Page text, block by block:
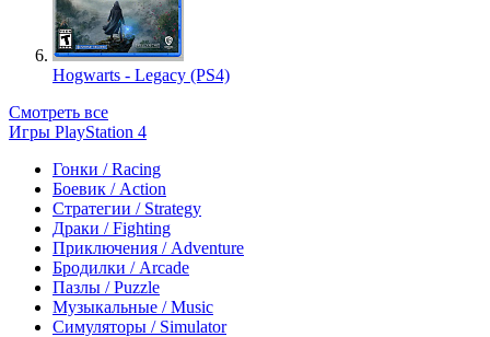
Hogwarts - Legacy (PS4)
Смотреть все
Игры PlayStation 4
Гонки / Racing
Боевик / Action
Стратегии / Strategy
Драки / Fighting
Приключения / Adventure
Бродилки / Arcade
Пазлы / Puzzle
Музыкальные / Music
Симуляторы / Simulator